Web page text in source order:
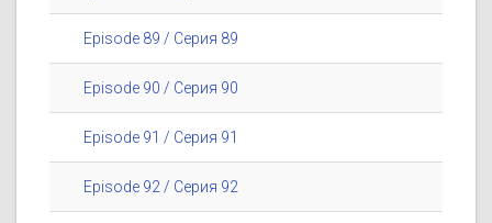
Episode 89 / Серия 89
Episode 90 / Серия 90
Episode 91 / Серия 91
Episode 92 / Серия 92